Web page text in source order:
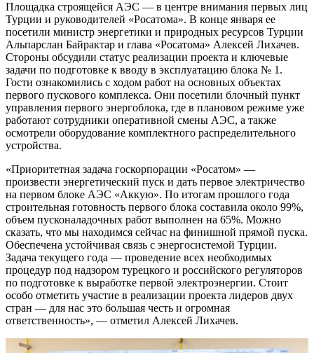
Площадка строящейся АЭС — в центре внимания первых лиц
Турции и руководителей «Росатома». В конце января ее
посетили министр энергетики и природных ресурсов Турции
Альпарслан Байрактар и глава «Росатома» Алексей Лихачев.
Стороны обсудили статус реализации проекта и ключевые
задачи по подготовке к вводу в эксплуатацию блока № 1.
Гости ознакомились с ходом работ на основных объектах
первого пускового комплекса. Они посетили блочный пункт
управления первого энергоблока, где в плановом режиме уже
работают сотрудники оперативной смены АЭС, а также
осмотрели оборудование комплектного распределительного
устройства.
«Приоритетная задача госкорпорации «Росатом» —
произвести энергетический пуск и дать первое электричество
на первом блоке АЭС «Аккую». По итогам прошлого года
строительная готовность первого блока составила около 99%,
объем пусконаладочных работ выполнен на 65%. Можно
сказать, что мы находимся сейчас на финишной прямой пуска.
Обеспечена устойчивая связь с энергосистемой Турции.
Задача текущего года — проведение всех необходимых
процедур под надзором турецкого и российского регуляторов
по подготовке к выработке первой электроэнергии. Стоит
особо отметить участие в реализации проекта лидеров двух
стран — для нас это большая честь и огромная
ответственность», — отметил Алексей Лихачев.